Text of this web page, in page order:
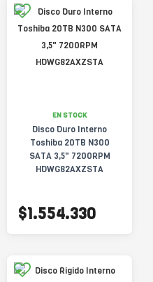
EN STOCK
Disco Duro Interno
Toshiba 20TB N300
SATA 3,5" 7200RPM
HDWG82AXZSTA
$1.554.330